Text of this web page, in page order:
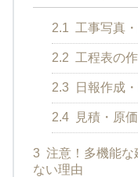
2.1 工事写真
2.2 工程表の
2.3 日報作成
2.4 見積・原
3 注意！多機能
ない理由